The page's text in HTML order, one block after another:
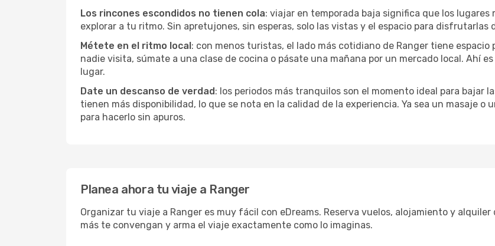
Los rincones escondidos no tienen cola: viajar en temporada baja significa que los
explorar a tu ritmo. Sin apretujones, sin esperas, solo las vistas y el espacio para disfrutarlas
Métete en el ritmo local: con menos turistas, el lado más cotidiano de Ranger tiene
nadie visita, súmate a una clase de cocina o pásate una mañana por un mercado local. Ahí
lugar.
Date un descanso de verdad: los periodos más tranquilos son el momento ideal para bajar
tienen más disponibilidad, lo que se nota en la calidad de la experiencia. Ya sea un masaje o
para hacerlo sin apuros.
Planea ahora tu viaje a Ranger
Organizar tu viaje a Ranger es muy fácil con eDreams. Reserva vuelos, alojamiento y
más te convengan y arma el viaje exactamente como lo imaginas.